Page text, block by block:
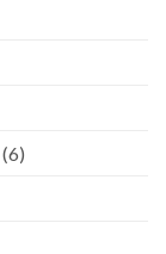
(6)